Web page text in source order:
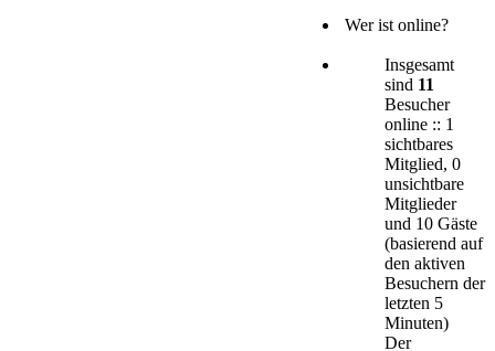
Wer ist online?
Insgesamt
sind 11
Besucher
online :: 1
sichtbares
Mitglied, 0
unsichtbare
Mitglieder
und 10 Gäste
(basierend auf
den aktiven
Besuchern der
letzten 5
Minuten)
Der